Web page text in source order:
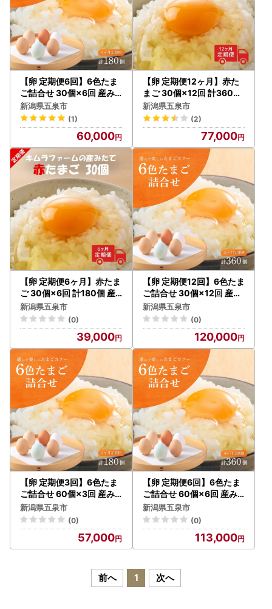
【卵 定期便6回】6色たま
ご詰合せ 30個×6回 産み
たて キムラファーム | 新潟
県 五泉市 たまご 玉子 鶏卵
定期便
新潟県五泉市
(1)
60,000
【卵 定期便12ヶ月】赤た
まご 30個×12回 計360個
産みたて キムラファーム |
新潟県 五泉市 たまご 玉子
鶏卵 定期便
新潟県五泉市
(2)
77,000
【卵 定期便6ヶ月】赤たま
ご 30個×6回 計180個 産
みたて キムラファーム | 新
潟県 五泉市 たまご 玉子 鶏
卵 定期便
新潟県五泉市
(0)
39,000
【卵 定期便12回】6色たま
ご詰合せ 30個×12回 産み
たて キムラファーム | 新潟
県 五泉市 たまご 玉子 鶏卵
定期便
新潟県五泉市
(0)
120,000
【卵 定期便3回】6色たま
ご詰合せ 60個×3回 産み
たて キムラファーム | 新潟
県 五泉市 たまご 玉子 鶏卵
定期便
新潟県五泉市
(0)
57,000
【卵 定期便6回】6色たま
ご詰合せ 60個×6回 産み
たて キムラファーム | 新潟
県 五泉市 たまご 玉子 鶏卵
定期便
新潟県五泉市
(0)
113,000
前へ 1 次へ